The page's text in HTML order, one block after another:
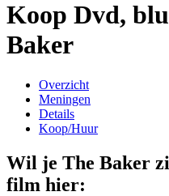
Koop Dvd,
Baker
Overzicht
Meningen
Details
Koop/Huur
Wil je The Baker
film hier: